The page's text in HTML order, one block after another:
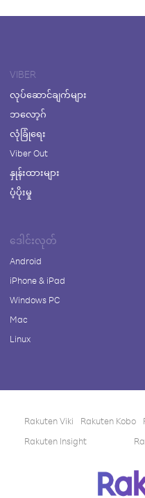
VIBER
လုပ်ဆောင်ချက်များ
ဘလော့ဂ်
လုံခြုံရေး
Viber Out
နှုန်းထားများ
ပံ့ပိုးမှု
ဒေါင်းလုတ်
Android
iPhone & iPad
Windows PC
Mac
Linux
Rakuten Viki Rakuten Kobo
Rakuten Insight